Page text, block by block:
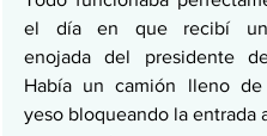
el día en que recibí
enojada del presidente
Había un camión lleno
yeso bloqueando la entrada